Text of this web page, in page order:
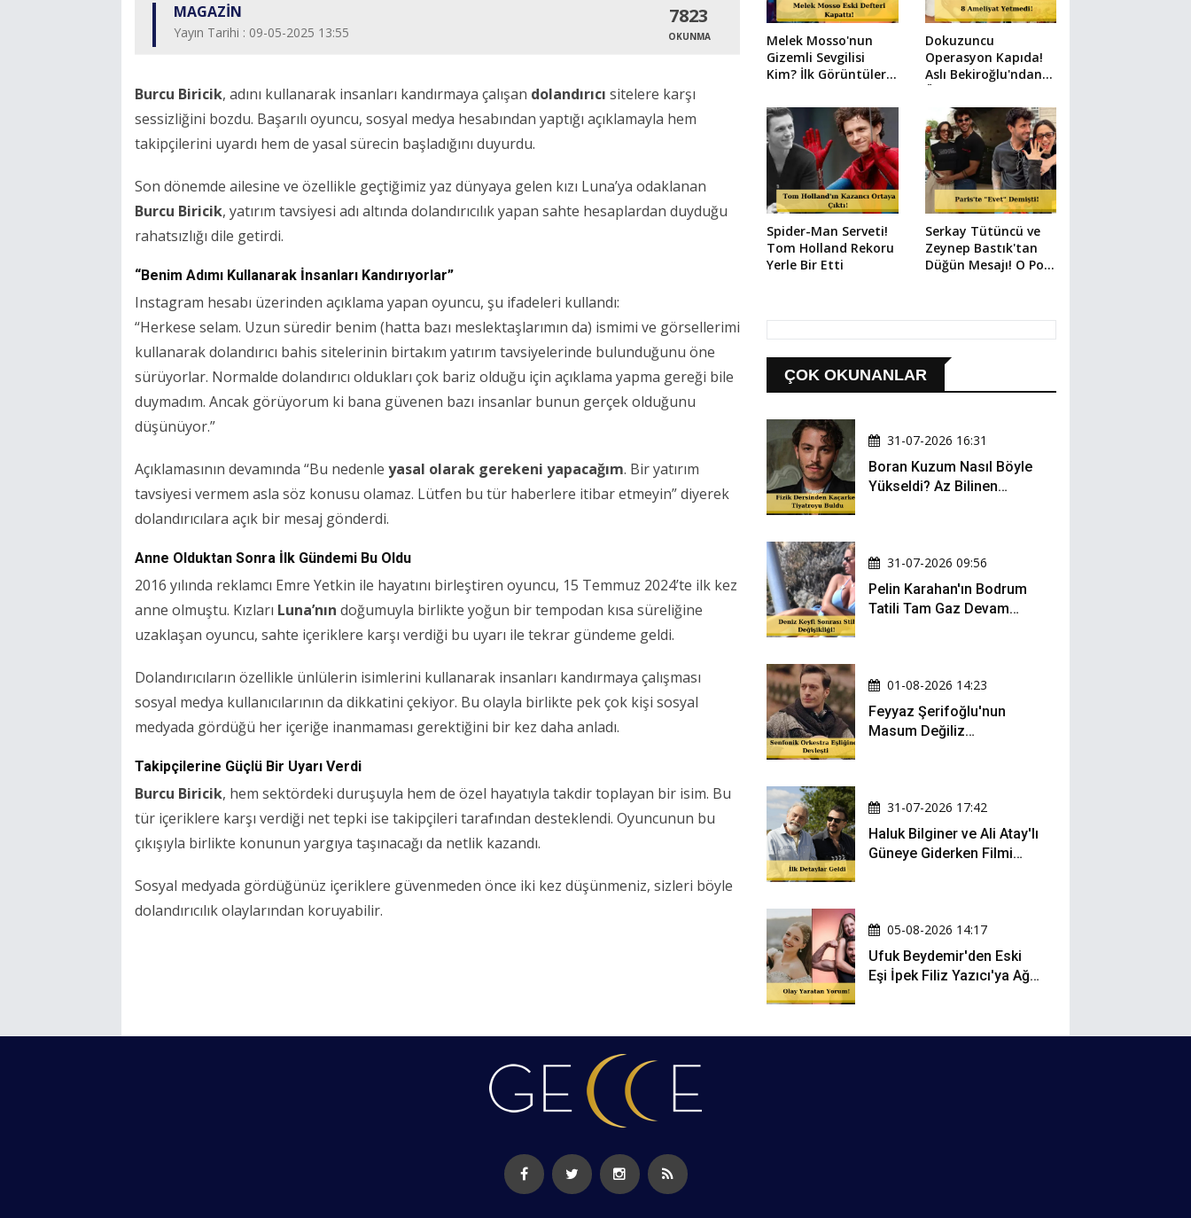
MAGAZİN
Yayın Tarihi : 09-05-2025 13:55
7823
OKUNMA
Burcu Biricik, adını kullanarak insanları kandırmaya çalışan dolandırıcı sitelere karşı
sessizliğini bozdu. Başarılı oyuncu, sosyal medya hesabından yaptığı açıklamayla hem
takipçilerini uyardı hem de yasal sürecin başladığını duyurdu.
Son dönemde ailesine ve özellikle geçtiğimiz yaz dünyaya gelen kızı Luna’ya odaklanan
Burcu Biricik, yatırım tavsiyesi adı altında dolandırıcılık yapan sahte hesaplardan duyduğu
rahatsızlığı dile getirdi.
“Benim Adımı Kullanarak İnsanları Kandırıyorlar”
Instagram hesabı üzerinden açıklama yapan oyuncu, şu ifadeleri kullandı:
“Herkese selam. Uzun süredir benim (hatta bazı meslektaşlarımın da) ismimi ve görsellerimi
kullanarak dolandırıcı bahis sitelerinin birtakım yatırım tavsiyelerinde bulunduğunu öne
sürüyorlar. Normalde dolandırıcı oldukları çok bariz olduğu için açıklama yapma gereği bile
duymadım. Ancak görüyorum ki bana güvenen bazı insanlar bunun gerçek olduğunu
düşünüyor.”
Açıklamasının devamında “Bu nedenle yasal olarak gerekeni yapacağım. Bir yatırım
tavsiyesi vermem asla söz konusu olamaz. Lütfen bu tür haberlere itibar etmeyin” diyerek
dolandırıcılara açık bir mesaj gönderdi.
Anne Olduktan Sonra İlk Gündemi Bu Oldu
2016 yılında reklamcı Emre Yetkin ile hayatını birleştiren oyuncu, 15 Temmuz 2024’te ilk kez
anne olmuştu. Kızları Luna’nın doğumuyla birlikte yoğun bir tempodan kısa süreliğine
uzaklaşan oyuncu, sahte içeriklere karşı verdiği bu uyarı ile tekrar gündeme geldi.
Dolandırıcıların özellikle ünlülerin isimlerini kullanarak insanları kandırmaya çalışması
sosyal medya kullanıcılarının da dikkatini çekiyor. Bu olayla birlikte pek çok kişi sosyal
medyada gördüğü her içeriğe inanmaması gerektiğini bir kez daha anladı.
Takipçilerine Güçlü Bir Uyarı Verdi
Burcu Biricik, hem sektördeki duruşuyla hem de özel hayatıyla takdir toplayan bir isim. Bu
tür içeriklere karşı verdiği net tepki ise takipçileri tarafından desteklendi. Oyuncunun bu
çıkışıyla birlikte konunun yargıya taşınacağı da netlik kazandı.
Sosyal medyada gördüğünüz içeriklere güvenmeden önce iki kez düşünmeniz, sizleri böyle
dolandırıcılık olaylarından koruyabilir.
Melek Mosso'nun
Gizemli Sevgilisi
Kim? İlk Görüntüler
Dokuzuncu
Operasyon Kapıda!
Aslı Bekiroğlu'ndan
Üzen Paylaşım
Spider-Man Serveti!
Tom Holland Rekoru
Yerle Bir Etti
Serkay Tütüncü ve
Zeynep Bastık'tan
Düğün Mesajı! O Poz
ÇOK OKUNANLAR
31-07-2026 16:31
Boran Kuzum Nasıl Böyle
Yükseldi? Az Bilinen
31-07-2026 09:56
Pelin Karahan'ın Bodrum
Tatili Tam Gaz Devam
01-08-2026 14:23
Feyyaz Şerifoğlu'nun
Masum Değiliz
31-07-2026 17:42
Haluk Bilginer ve Ali Atay'lı
Güneye Giderken Filmi
05-08-2026 14:17
Ufuk Beydemir'den Eski
Eşi İpek Filiz Yazıcı'ya Ağır